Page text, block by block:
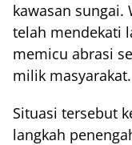
kawasan
telah mendekati
memicu abrasi
milik masyarakat.
Situasi tersebut
langkah